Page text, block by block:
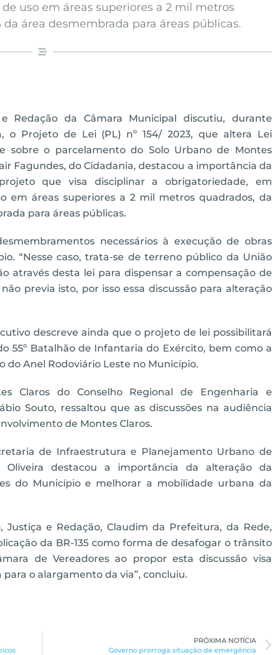
uso em áreas superiores a 2 mil metros
da área desmembrada para áreas públicas.
Redação da Câmara Municipal discutiu, durante
o Projeto de Lei (PL) nº 154/ 2023, que altera Lei
sobre o parcelamento do Solo Urbano de Montes
Fagundes, do Cidadania, destacou a importância da
que visa disciplinar a obrigatoriedade, em
em áreas superiores a 2 mil metros quadrados, da
para áreas públicas.
necessários à execução de obras
“Nesse caso, trata-se de terreno público da União
através desta lei para dispensar a compensação de
previa isto, por isso essa discussão para alteração
descreve ainda que o projeto de lei possibilitará
55º Batalhão de Infantaria do Exército, bem como a
do Anel Rodoviário Leste no Município.
Claros do Conselho Regional de Engenharia e
Souto, ressaltou que as discussões na audiência
de Montes Claros.
de Infraestrutura e Planejamento Urbano de
Oliveira destacou a importância da alteração da
do Município e melhorar a mobilidade urbana da
Justiça e Redação, Claudim da Prefeitura, da Rede,
da BR-135 como forma de desafogar o trânsito
de Vereadores ao propor esta discussão visa
o alargamento da via”, concluiu.
PRÓXIMA NOTÍCIA
Governo prorroga situação de emergência